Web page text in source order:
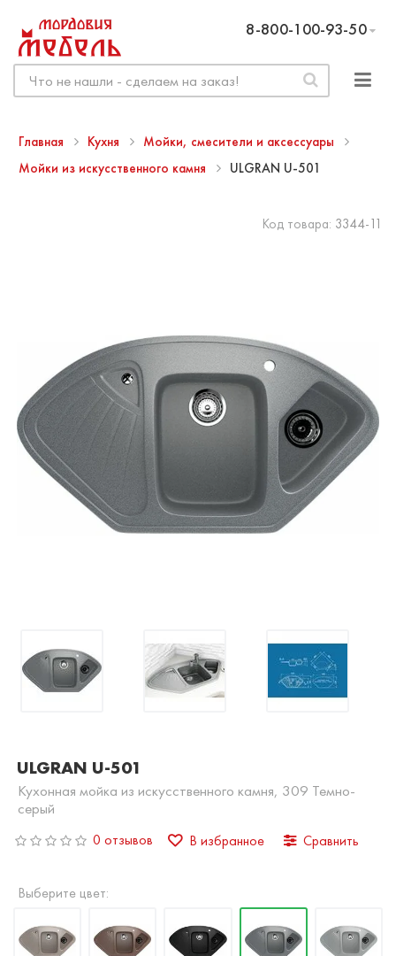
8-800-100-93-50
Главная Кухня
Мойки, смесители и аксессуары
Мойки из искусственного камня
ULGRAN U-501
Код товара: 3344-11
ULGRAN U-501
Кухонная мойка из искусственного камня, 309 Темно-
серый
0 отзывов В избранное Сравнить
Выберите цвет: